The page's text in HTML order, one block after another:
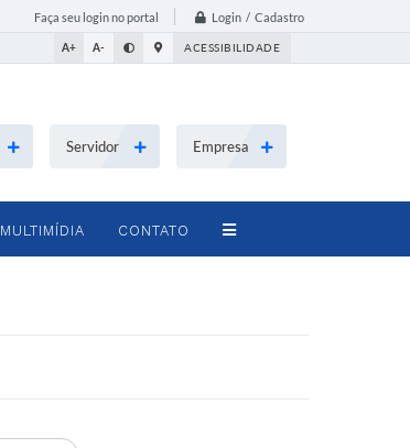
Faça seu login no portal Login / Cadastro
A+ A- ACESSIBILIDADE
Servidor Empresa
MULTIMÍDIA CONTATO